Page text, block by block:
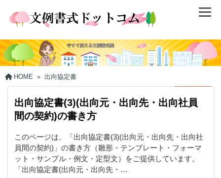
HOME » 出向協定書
出向協定書(3)(出向元・出向先・出向社員
間の契約)の書き方
このページは、「出向協定書(3)(出向元・出向先・出向社
員間の契約)」の書き方（雛形・テンプレート・フォーマ
ット・サンプル・例文・定型文）をご提供しています。
「出向協定書(出向元・出向先・…